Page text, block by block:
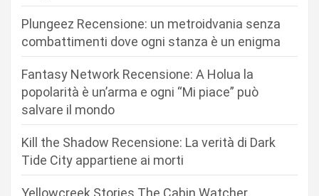
Plungeez Recensione: un metroidvania senza
combattimenti dove ogni stanza è un enigma
Fantasy Network Recensione: A Holua la
popolarità è un’arma e ogni “Mi piace” può
salvare il mondo
Kill the Shadow Recensione: La verità di Dark
Tide City appartiene ai morti
Yellowcreek Stories The Cabin Watcher